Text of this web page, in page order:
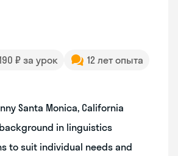
₽ за урок
12 лет опыта
Santa Monica, California
in linguistics
to suit individual needs and